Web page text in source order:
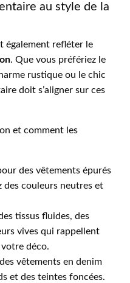
au style de la
également refléter le
. Que vous préfériez le
rustique ou le chic
doit s’aligner sur ces
et comment les
des vêtements épurés
des couleurs neutres et
tissus fluides, des
vives qui rappellent
votre déco.
vêtements en denim
et des teintes foncées.